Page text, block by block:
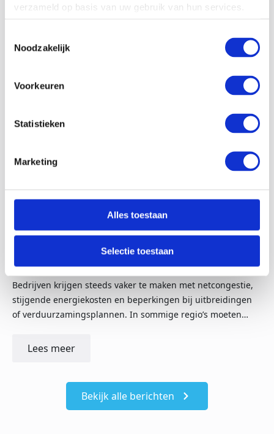
verzameld op basis van uw gebruik van hun services.
Noodzakelijk
Voorkeuren
Statistieken
Marketing
Alles toestaan
Selectie toestaan
Hoe maak je jouw bedrijf minder afhankelijk van het
De druk op het elektriciteitsnet neemt in hoog tempo toe.
Bedrijven krijgen steeds vaker te maken met netcongestie,
stijgende energiekosten en beperkingen bij uitbreidingen
of verduurzamingsplannen. In sommige regio’s moeten…
Lees meer
Bekijk alle berichten